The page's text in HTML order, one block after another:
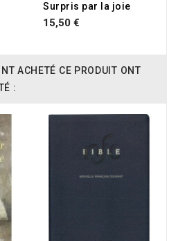
Surpris par la joie
15,50 €
ACHETÉ CE PRODUIT ONT
: